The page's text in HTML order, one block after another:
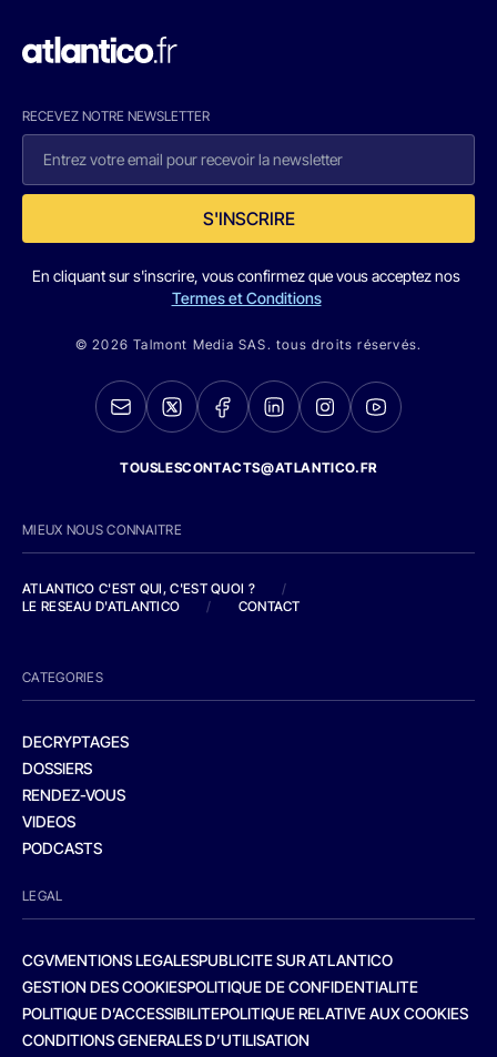
RECEVEZ NOTRE NEWSLETTER
S'INSCRIRE
En cliquant sur s'inscrire, vous confirmez que vous acceptez nos
Termes et Conditions
© 2026 Talmont Media SAS. tous droits réservés.
TOUSLESCONTACTS@ATLANTICO.FR
MIEUX NOUS CONNAITRE
ATLANTICO C'EST QUI, C'EST QUOI ?
/
LE RESEAU D'ATLANTICO
/ CONTACT
CATEGORIES
DECRYPTAGES
DOSSIERS
RENDEZ-VOUS
VIDEOS
PODCASTS
LEGAL
CGVMENTIONS LEGALESPUBLICITE SUR ATLANTICO
GESTION DES COOKIESPOLITIQUE DE CONFIDENTIALITE
POLITIQUE D’ACCESSIBILITEPOLITIQUE RELATIVE AUX COOKIES
CONDITIONS GENERALES D’UTILISATION